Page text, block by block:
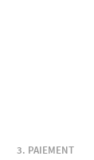
PAIEMENT